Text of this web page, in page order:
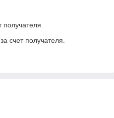
получателя
счет получателя.